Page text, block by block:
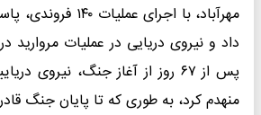
مهرآباد، با اجرای
پس از ۶۷ روز از آغاز جنگ، نیروی
منهدم کرد، به طوری که تا پایان جنگ